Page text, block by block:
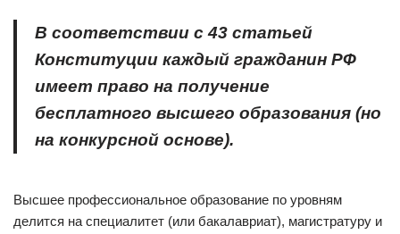
В соответствии с 43 статьей
Конституции каждый гражданин РФ
имеет право на получение
бесплатного высшего образования (но
на конкурсной основе).
Высшее профессиональное образование по уровням
делится на специалитет (или бакалавриат), магистратуру и